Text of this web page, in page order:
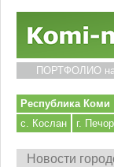
ПОРТФОЛИО
Республика Коми
с. Кослан
г.
Новости